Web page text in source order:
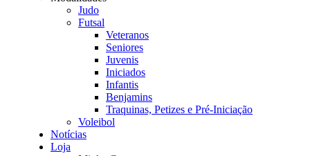
Judo
Futsal
Veteranos
Seniores
Juvenis
Iniciados
Infantis
Benjamins
Traquinas, Petizes e Pré-Iniciação
Voleibol
Notícias
Loja